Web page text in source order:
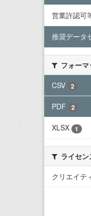
営業許認可
推奨データ
フォーマ
CSV
2
PDF 2
XLSX 1
ライセン
クリエイテ